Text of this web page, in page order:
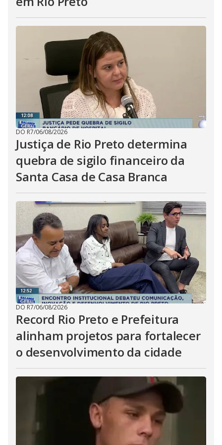
DO R7/06/08/2026
Justiça de Rio Preto determina
quebra de sigilo financeiro da
Santa Casa de Casa Branca
DO R7/06/08/2026
Record Rio Preto e Prefeitura
alinham projetos para fortalecer
o desenvolvimento da cidade